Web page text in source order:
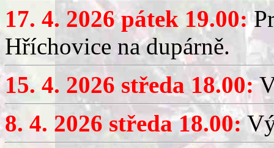
17. 4. 2026 pátek 19.00:
Hříchovice na dupárně.
15. 4. 2026 středa 18.00:
8. 4. 2026 středa 18.00: